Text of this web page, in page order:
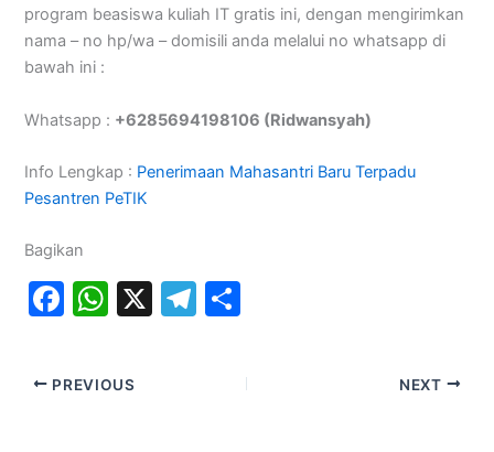
program beasiswa kuliah IT gratis ini, dengan mengirimkan
nama – no hp/wa – domisili anda melalui no whatsapp di
bawah ini :
Whatsapp : +6285694198106 (Ridwansyah)
Info Lengkap : Penerimaan Mahasantri Baru Terpadu
Pesantren PeTIK
Bagikan
F
c
e
W
at
s
X
T
ar
e
PREVIOUS NEXT